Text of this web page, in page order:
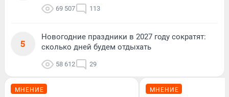
69 507 113
5
Новогодние праздники в 2027 году сократят:
сколько дней будем отдыхать
58 612 29
МНЕНИЕ МНЕНИЕ